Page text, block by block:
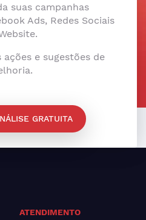
suas campanhas
Ads, Redes Sociais
ações e sugestões de
GRATUITA
ATENDIMENTO